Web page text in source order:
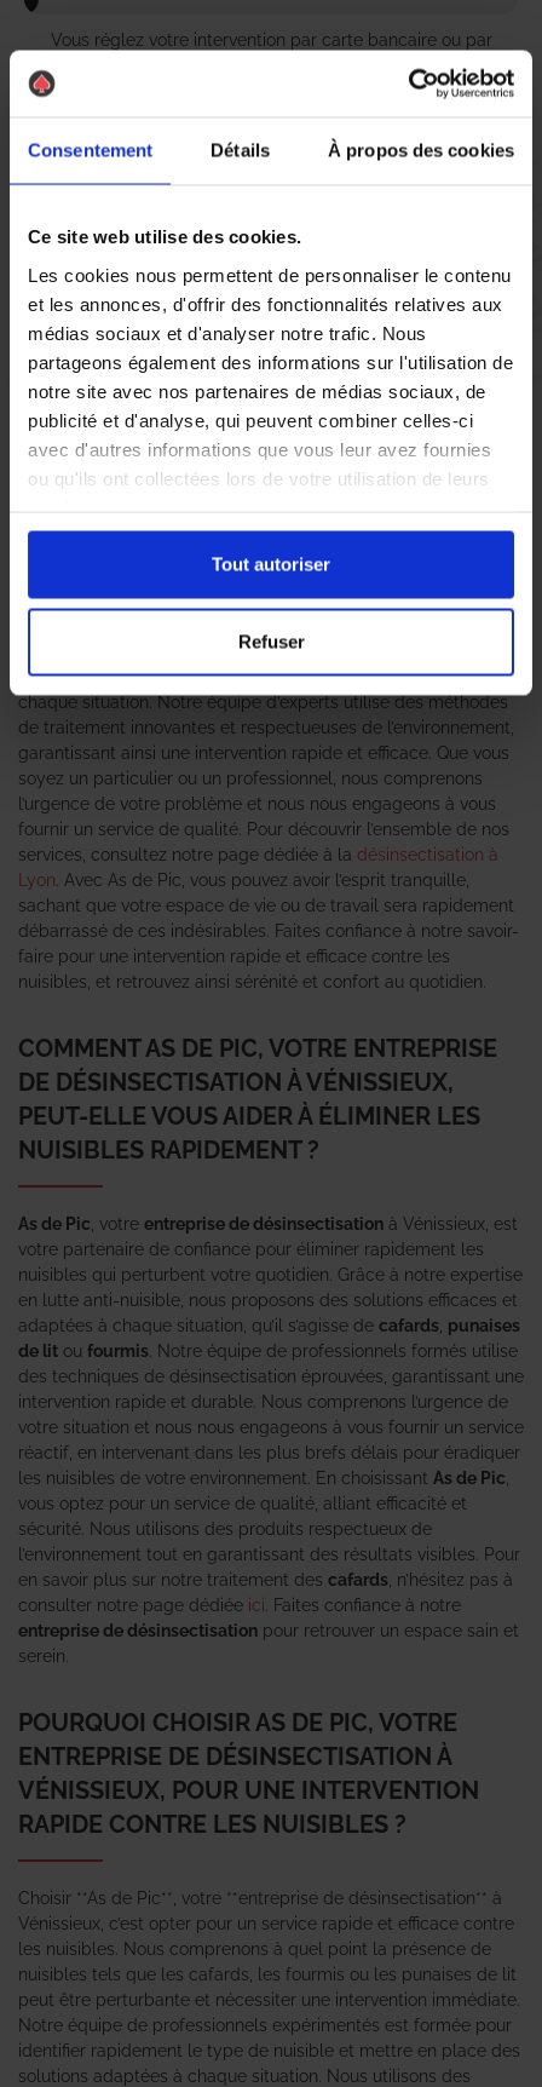
Consentement Détails À propos des cookies
Ce site web utilise des cookies.
Les cookies nous permettent de personnaliser le contenu
et les annonces, d'offrir des fonctionnalités relatives aux
médias sociaux et d'analyser notre trafic. Nous
partageons également des informations sur l'utilisation de
notre site avec nos partenaires de médias sociaux, de
publicité et d'analyse, qui peuvent combiner celles-ci
avec d'autres informations que vous leur avez fournies
ou qu'ils ont collectées lors de votre utilisation de leurs
Tout autoriser
Refuser
Vous réglez votre intervention par carte bancaire ou par
chèque, un reçu CB et une facture vous sont envoyés par
Vous évaluez la prestation
Vous recevez une demande d’évaluation de votre expérience
avec l’équipe AS DE PIC.
Nous avons pensé à tout
fléau pour les habitants et les entreprises. C’est pourquoi faire
appel à uneEntreprise de désinsectisationcompétente est
distingue par son expertise dans la lutte contre ces
nuisibles, offrant des solutions sur mesure et adaptées à
chaque situation. Notre équipe d’experts utilise des méthodes
de traitement innovantes et respectueuses de l’environnement,
garantissant ainsi une intervention rapide et efficace. Que vous
soyez un particulier ou un professionnel, nous comprenons
l’urgence de votre problème et nous nous engageons à vous
fournir un service de qualité. Pour découvrir l’ensemble de nos
services, consultez notre page dédiée à la désinsectisation à
Lyon . Avec As de Pic, vous pouvez avoir l’esprit tranquille,
sachant que votre espace de vie ou de travail sera rapidement
débarrassé de ces indésirables. Faites confiance à notre savoir-
faire pour une intervention rapide et efficace contre les
nuisibles, et retrouvez ainsi sérénité et confort au quotidien.
COMMENT AS DE PIC, VOTRE ENTREPRISE
DE DÉSINSECTISATION À VÉNISSIEUX,
PEUT-ELLE VOUS AIDER À ÉLIMINER LES
NUISIBLES RAPIDEMENT ?
As de Pic , votre entreprise de désinsectisation à Vénissieux, est
votre partenaire de confiance pour éliminer rapidement les
nuisibles qui perturbent votre quotidien. Grâce à notre expertise
en lutte anti-nuisible, nous proposons des solutions efficaces et
adaptées à chaque situation, qu’il s’agisse de cafards punaises
de lit ou fourmis . Notre équipe de professionnels formés utilise
des techniques de désinsectisation éprouvées, garantissant une
intervention rapide et durable. Nous comprenons l’urgence de
votre situation et nous nous engageons à vous fournir un service
réactif, en intervenant dans les plus brefs délais pour éradiquer
les nuisibles de votre environnement. En choisissant As de Pic
vous optez pour un service de qualité, alliant efficacité et
sécurité. Nous utilisons des produits respectueux de
l’environnement tout en garantissant des résultats visibles. Pour
en savoir plus sur notre traitement des cafards , n’hésitez pas à
consulter notre page dédiée ici . Faites confiance à notre
entreprise de désinsectisation pour retrouver un espace sain et
serein.
POURQUOI CHOISIR AS DE PIC, VOTRE
ENTREPRISE DE DÉSINSECTISATION À
VÉNISSIEUX, POUR UNE INTERVENTION
RAPIDE CONTRE LES NUISIBLES ?
Choisir **As de Pic**, votre **entreprise de désinsectisation** à
Vénissieux, c’est opter pour un service rapide et efficace contre
les nuisibles. Nous comprenons à quel point la présence de
nuisibles tels que les cafards, les fourmis ou les punaises de lit
peut être perturbante et nécessiter une intervention immédiate.
Notre équipe de professionnels expérimentés est formée pour
identifier rapidement le type de nuisible et mettre en place des
solutions adaptées à chaque situation. Nous utilisons des